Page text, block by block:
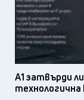
А1 затвърди